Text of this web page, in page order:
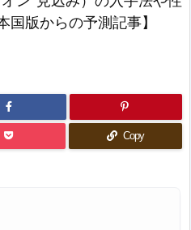
版からの予測記事】
Copy